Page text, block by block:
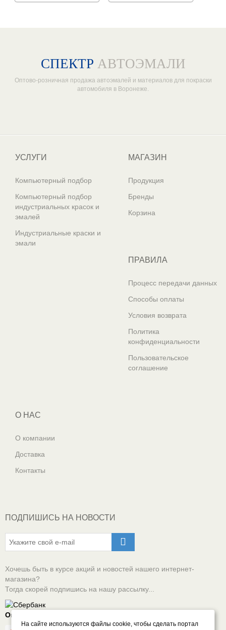
СПЕКТР АВТОЭМАЛИ
Оптово-розничная продажа автоэмалей и материалов для покраски
автомобиля в Воронеже.
УСЛУГИ
Компьютерный подбор
Компьютерный подбор
индустриальных красок и
эмалей
Индустриальные краски и
эмали
МАГАЗИН
Продукция
Бренды
Корзина
ПРАВИЛА
Процесс передачи данных
Способы оплаты
Условия возврата
Политика
конфиденциальности
Пользовательское
соглашение
О НАС
О компании
Доставка
Контакты
ПОДПИШИСЬ НА НОВОСТИ
Хочешь быть в курсе акций и новостей нашего интернет-
магазина?
Тогда скорей подпишись на нашу рассылку...
Оплачивай онлайн безопасно
На сайте используются файлы cookie, чтобы сделать портал